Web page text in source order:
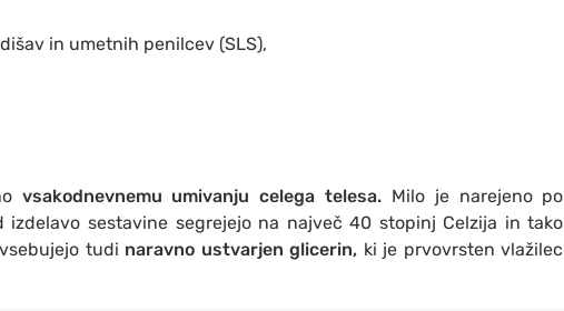
in umetnih penilcev (SLS),
vsakodnevnemu umivanju celega telesa. Milo je narejeno po
izdelavo sestavine segrejejo na največ 40 stopinj Celzija in tako
tudi naravno ustvarjen glicerin, ki je prvovrsten vlažilec